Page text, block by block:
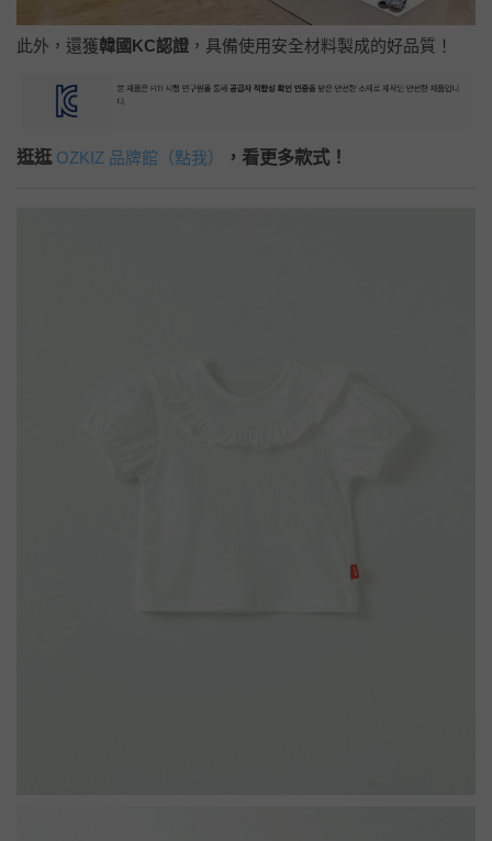
此外，還獲韓國KC認證 ，具備使用安全材料製成的好品質！
逛逛 OZKIZ 品牌館（點我） ，看更多款式！